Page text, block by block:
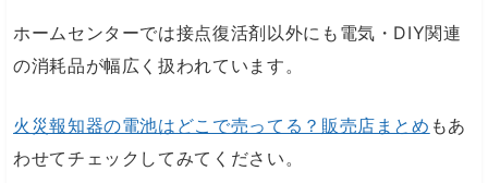
ホームセンターでは接点復活剤以外にも電気・DIY関連
の消耗品が幅広く扱われています。
火災報知器の電池はどこで売ってる？販売店まとめ もあ
わせてチェックしてみてください。